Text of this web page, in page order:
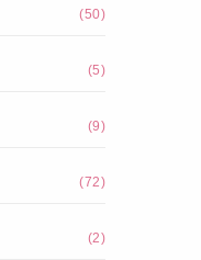
(50)
(5)
(9)
(72)
(2)